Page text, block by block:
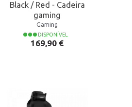
Black / Red - Cadeira
gaming
Gaming
DISPONÍVEL
Preço
169,90 €